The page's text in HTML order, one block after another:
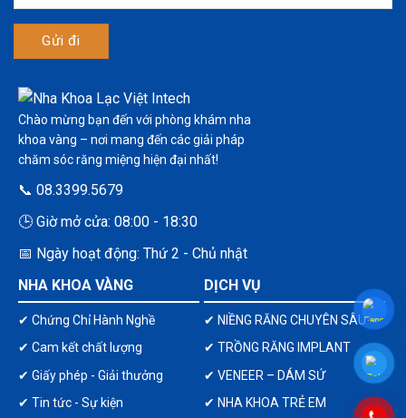
Chào mừng bạn đến với phòng khám nha
khoa vàng – nơi mang đến các giải pháp
chăm sóc răng miệng hiện đại nhất!
📞 08.3399.5679
🕒 Giờ mở cửa: 08:00 - 18:30
📅 Ngày hoạt động: Thứ 2 - Chủ nhật
NHA KHOA VÀNG
✔ Chứng Chỉ Hành Nghề
✔ Cam kết chất lượng
✔ Giấy phép - Giải thưởng
✔ Tin tức - Sự kiện
DỊCH VỤ
✔ NIỀNG RĂNG CHUYÊN SÂU
✔ TRỒNG RĂNG IMPLANT
✔ VENEER – DÁM SỨ
✔ NHA KHOA TRẺ EM